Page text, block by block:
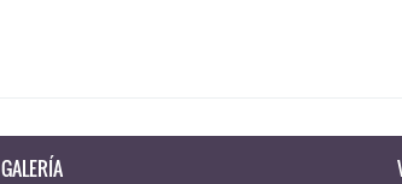
GALERÍA